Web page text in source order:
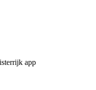
app